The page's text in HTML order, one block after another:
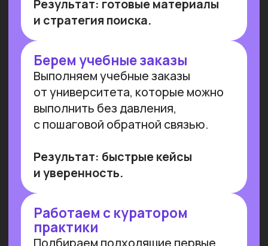
Имеем
образовательную
лицензию и статус
Сколково